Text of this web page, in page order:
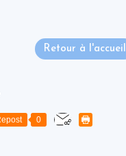
Retour à l'accueil
0